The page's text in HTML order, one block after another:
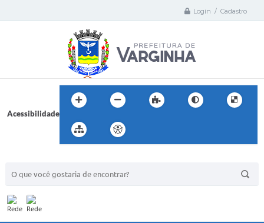
Login / Cadastro
Acessibilidade